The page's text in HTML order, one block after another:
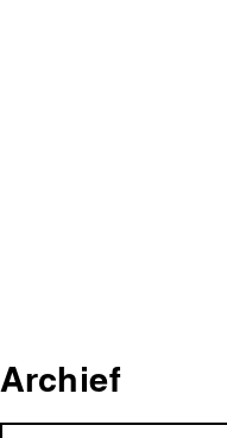
Archief